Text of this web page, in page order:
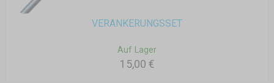
VERANKERUNGSSET
Auf Lager
15,00 €